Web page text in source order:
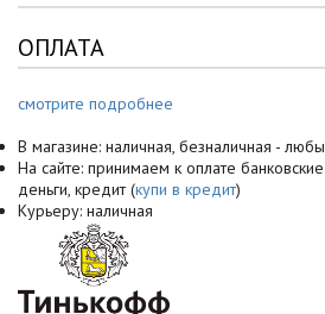
ОПЛАТА
смотрите подробнее
В магазине: наличная, безналичная -
На сайте: принимаем к оплате
деньги, кредит (купи в кредит)
Курьеру: наличная